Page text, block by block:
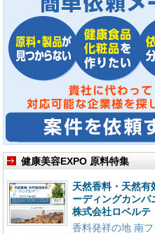
健康美容EXPO 原料特集
天然香料・天然有
ーディングカンパ
株式会社ロベルテ
香料発祥の地 南